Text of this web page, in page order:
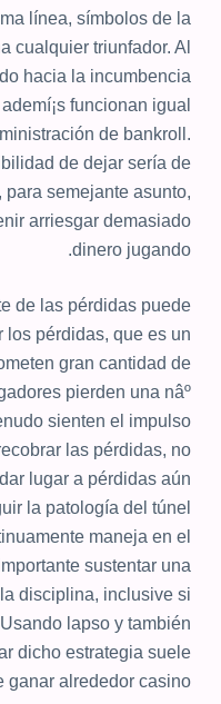
línea, símbolos de la
cualquier triunfador. Al
hacia la incumbencia
funcionan igual
de bankroll.
de dejar serí­a de
semejante asunto,
arriesgar demasiado
dinero jugando.
de las pérdidas puede
los pérdidas, que es un
gran cantidad de
pierden una nâº
sienten el impulso
las pérdidas, no
lugar a pérdidas aún
la patologí­a del túnel
maneja en el
sustentar una
disciplina, inclusive si
lapso y también
dicho estrategia suele
alrededor casino.